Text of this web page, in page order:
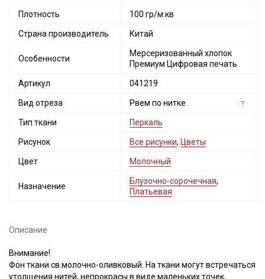
Плотность 100 гр/м.кв
Страна производитель Китай
Особенности
Мерсеризованный хлопок
Премиум Цифровая печать
Артикул 041219
Вид отреза Рвем по нитке ?
Тип ткани Перкаль
Рисунок Все рисунки, Цветы
Цвет Молочный
Назначение
Блузочно-сорочечная,
Платьевая
Описание
Внимание!
Фон ткани св.молочно-оливковый. На ткани могут встречаться
утолщения нитей, непрокрасы в виде маленьких точек,